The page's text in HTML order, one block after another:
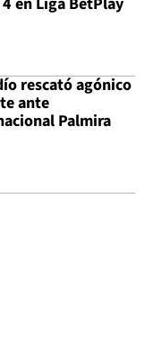
rescató agónico
ante
Palmira